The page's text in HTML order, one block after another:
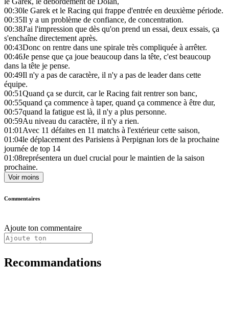
00:30le Garek et le Racing qui frappe d'entrée en deuxième période.
00:35Il y a un problème de confiance, de concentration.
00:38J'ai l'impression que dès qu'on prend un essai, deux essais, ça
s'enchaîne directement après.
00:43Donc on rentre dans une spirale très compliquée à arrêter.
00:46Je pense que ça joue beaucoup dans la tête, c'est beaucoup
dans la tête je pense.
00:49Il n'y a pas de caractère, il n'y a pas de leader dans cette
équipe.
00:51Quand ça se durcit, car le Racing fait rentrer son banc,
00:55quand ça commence à taper, quand ça commence à être dur,
00:57quand la fatigue est là, il n'y a plus personne.
00:59Au niveau du caractère, il n'y a rien.
01:01Avec 11 défaites en 11 matchs à l'extérieur cette saison,
01:04le déplacement des Parisiens à Perpignan lors de la prochaine
journée de top 14
01:08représentera un duel crucial pour le maintien de la saison
prochaine.
Voir moins
Commentaires
Ajoute ton commentaire
Recommandations